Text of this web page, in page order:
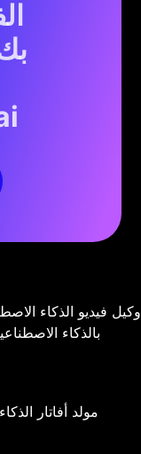
وكيل فيديو الذكاء
فيديو UGC بالذكاء الاصطناعي
مولد أفاتار